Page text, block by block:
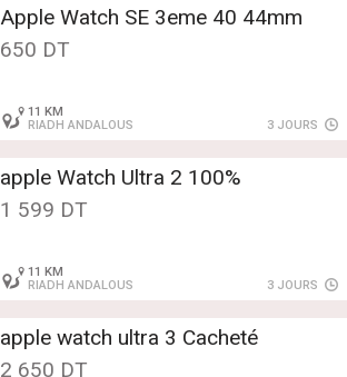
Apple Watch SE 3eme 40 44mm
650 DT
11 KM
RIADH ANDALOUS
3 JOURS
apple Watch Ultra 2 100%
1 599 DT
11 KM
RIADH ANDALOUS
3 JOURS
apple watch ultra 3 Cacheté
2 650 DT